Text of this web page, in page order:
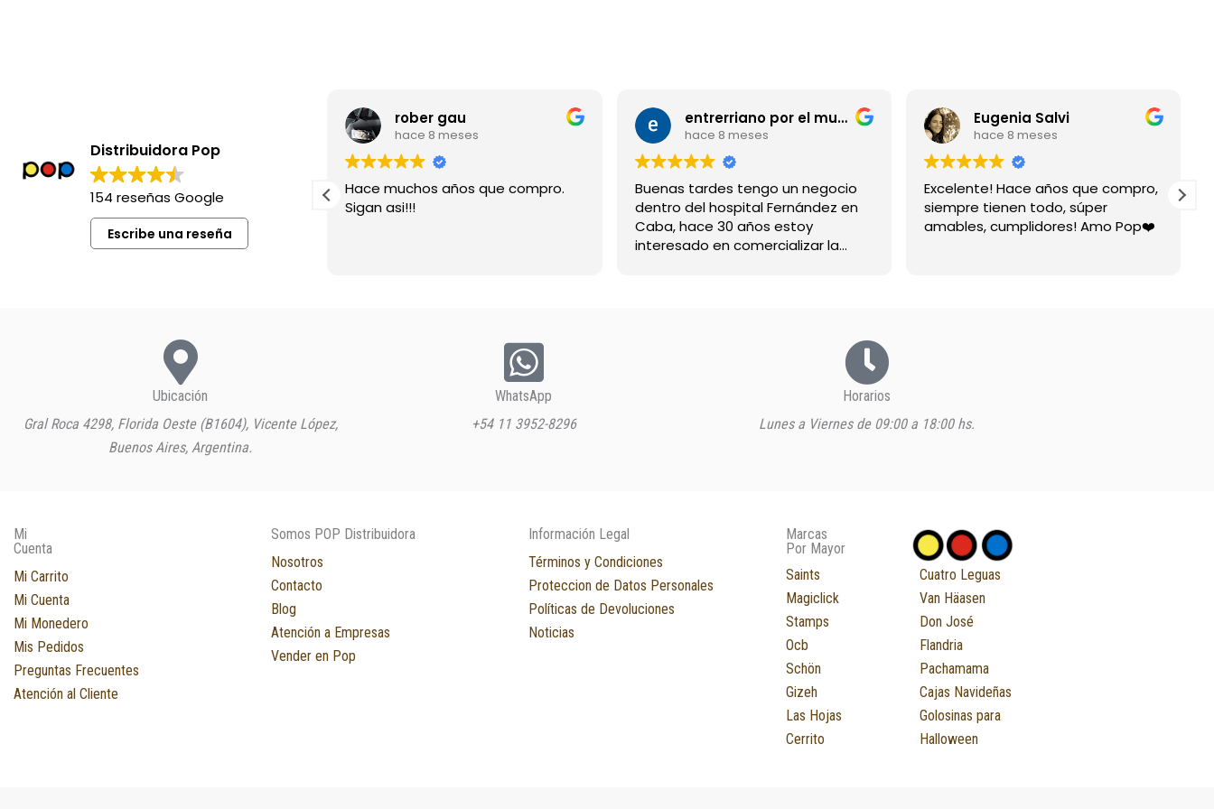
Distribuidora Pop
154 reseñas Google
Escribe una reseña
Excelente siempre !
rober gau
hace 8 meses
Hace muchos años que compro.
Sigan asi!!!
entrerriano por el mundo
hace 8 meses
Buenas tardes tengo un negocio
dentro del hospital Fernández en
Caba, hace 30 años estoy
interesado en comercializar la
Eugenia Salvi
hace 8 meses
Excelente! Hace años que compro,
siempre tienen todo, súper
amables, cumplidores! Amo Pop❤️
Ubicación
Gral Roca 4298, Florida Oeste (B1604), Vicente López,
Buenos Aires, Argentina.
WhatsApp
+54 11 3952-8296
Horarios
Lunes a Viernes de 09:00 a 18:00 hs.
Mi
Cuenta
Mi Carrito
Mi Cuenta
Mi Monedero
Mis Pedidos
Preguntas Frecuentes
Atención al Cliente
Somos POP Distribuidora
Nosotros
Contacto
Blog
Atención a Empresas
Vender en Pop
Información Legal
Términos y Condiciones
Proteccion de Datos Personales
Políticas de Devoluciones
Noticias
Marcas
Por Mayor
Saints
Magiclick
Stamps
Ocb
Schön
Gizeh
Las Hojas
Cerrito
Cuatro Leguas
Van Häasen
Don José
Flandria
Pachamama
Cajas Navideñas
Golosinas para
Halloween